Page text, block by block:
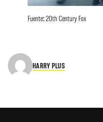
Fuente: 20th Century Fox
HARRY PLUS